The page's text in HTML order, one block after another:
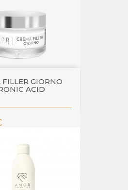
FILLER GIORNO
ACID